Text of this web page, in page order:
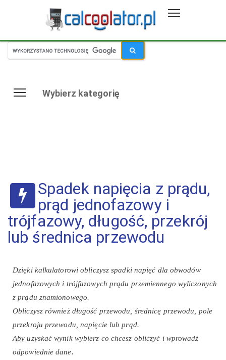
Wybierz kategorię
Spadek napięcia z prądu,
prąd jednofazowy i
trójfazowy, długość, przekrój
lub średnica przewodu
Dzięki kalkulatorowi obliczysz spadki napięć dla obwodów
jednofazowych i trójfazowych prądu przemiennego wyliczonych
z prądu znamionowego.
Obliczysz również długość przewodu, średnicę przewodu, pole
przekroju przewodu, napięcie lub prąd.
Aby uzyskać wynik wybierz co chcesz obliczyć i wprowadź
odpowiednie dane.